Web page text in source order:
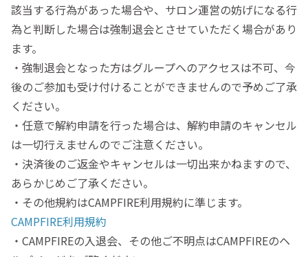
該当する行為があった場合や、サロン運営の妨げになる行
為と判断した場合は強制退会とさせていただく場合があり
ます。
・強制退会となった方はグループへのアクセスは不可、今
後のご参加も受け付けることができませんので予めご了承
ください。
・任意で解約申請を行った場合は、解約申請のキャンセル
は一切行えませんのでご注意ください。
・決済後のご返金やキャンセルは一切出来かねますので、
あらかじめご了承ください。
・その他規約はCAMPFIRE利用規約に準じます。
CAMPFIRE利用規約
・CAMPFIREの入退会、その他ご不明点はCAMPFIREのヘ